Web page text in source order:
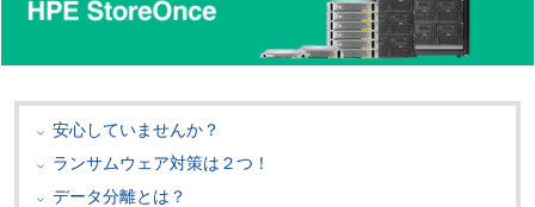
安心していませんか？
ランサムウェア対策は２つ！
データ分離とは？